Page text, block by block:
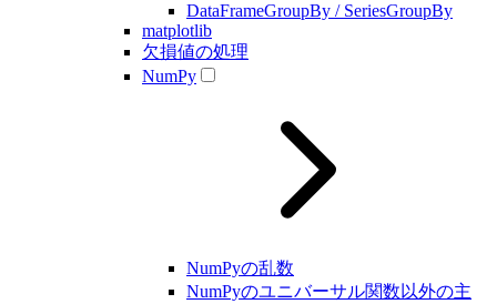
DataFrameGroupBy / SeriesGroupBy
matplotlib
欠損値の処理
NumPy
NumPyの乱数
NumPyのユニバーサル関数以外の主